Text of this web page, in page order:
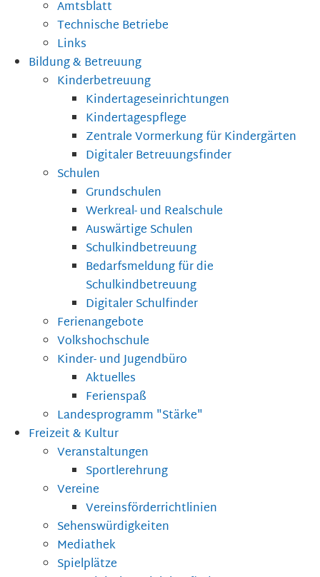
Amtsblatt
Technische Betriebe
Links
Bildung & Betreuung
Kinderbetreuung
Kindertageseinrichtungen
Kindertagespflege
Zentrale Vormerkung für Kindergärten
Digitaler Betreuungsfinder
Schulen
Grundschulen
Werkreal- und Realschule
Auswärtige Schulen
Schulkindbetreuung
Bedarfsmeldung für die
Schulkindbetreuung
Digitaler Schulfinder
Ferienangebote
Volkshochschule
Kinder- und Jugendbüro
Aktuelles
Ferienspaß
Landesprogramm "Stärke"
Freizeit & Kultur
Veranstaltungen
Sportlerehrung
Vereine
Vereinsförderrichtlinien
Sehenswürdigkeiten
Mediathek
Spielplätze